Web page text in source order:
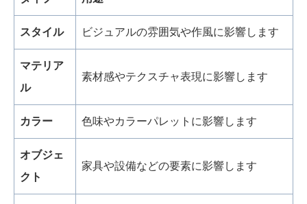
スタイル ビジュアルの雰囲気や作風に影響します
マテリア
ル
素材感やテクスチャ表現に影響します
カラー 色味やカラーパレットに影響します
オブジェ
クト
家具や設備などの要素に影響します